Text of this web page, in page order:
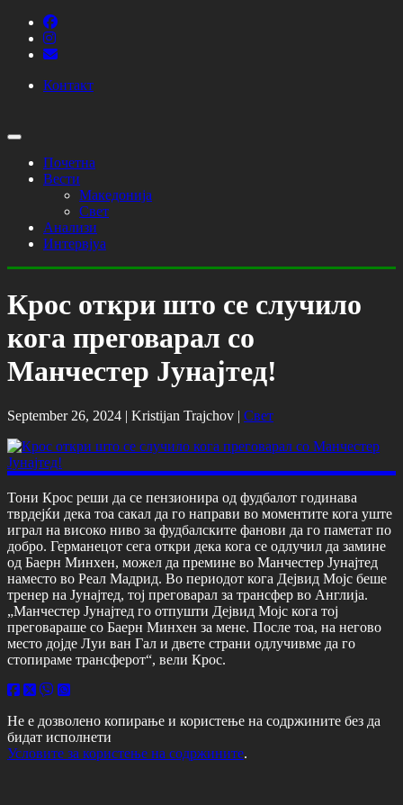
Контакт
Почетна
Вести
Македонија
Свет
Анализи
Интервјуа
Крос откри што се случило
кога преговарал со
Манчестер Јунајтед!
September 26, 2024 | Kristijan Trajchov | Свет
Тони Крос реши да се пензионира од фудбалот годинава
тврдејќи дека тоа сакал да го направи во моментите кога уште
играл на високо ниво за фудбалските фанови да го паметат по
добро. Германецот сега откри дека кога се одлучил да замине
од Баерн Минхен, можел да премине во Манчестер Јунајтед
наместо во Реал Мадрид. Во периодот кога Дејвид Мојс беше
тренер на Јунајтед, тој преговарал за трансфер во Англија.
„Манчестер Јунајтед го отпушти Дејвид Мојс кога тој
преговараше со Баерн Минхен за мене. После тоа, на негово
место дојде Луи ван Гал и двете страни одлучивме да го
стопираме трансферот“, вели Крос.
Не е дозволено копирање и користење на содржините без да
бидат исполнети
Условите за користење на содржините.